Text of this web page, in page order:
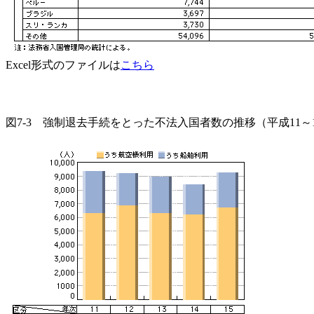
Excel形式のファイルはこちら
図7-3 強制退去手続をとった不法入国者数の推移（平成11～